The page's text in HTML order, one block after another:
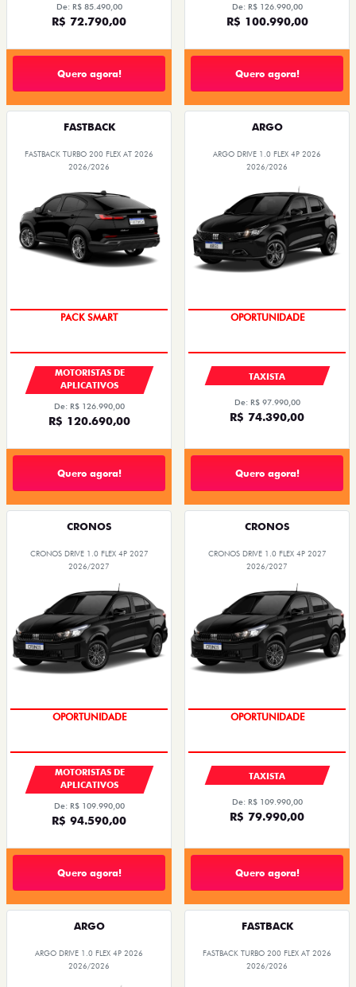
De: R$ 85.490,00
R$ 72.790,00
Quero agora!
De: R$ 126.990,00
R$ 100.990,00
Quero agora!
FASTBACK
FASTBACK TURBO 200 FLEX AT 2026
2026/2026
PACK SMART
MOTORISTAS DE
APLICATIVOS
De: R$ 126.990,00
R$ 120.690,00
Quero agora!
ARGO
ARGO DRIVE 1.0 FLEX 4P 2026
2026/2026
OPORTUNIDADE
TAXISTA
De: R$ 97.990,00
R$ 74.390,00
Quero agora!
CRONOS
CRONOS DRIVE 1.0 FLEX 4P 2027
2026/2027
OPORTUNIDADE
MOTORISTAS DE
APLICATIVOS
De: R$ 109.990,00
R$ 94.590,00
Quero agora!
CRONOS
CRONOS DRIVE 1.0 FLEX 4P 2027
2026/2027
OPORTUNIDADE
TAXISTA
De: R$ 109.990,00
R$ 79.990,00
Quero agora!
ARGO
ARGO DRIVE 1.0 FLEX 4P 2026
2026/2026
FASTBACK
FASTBACK TURBO 200 FLEX AT 2026
2026/2026